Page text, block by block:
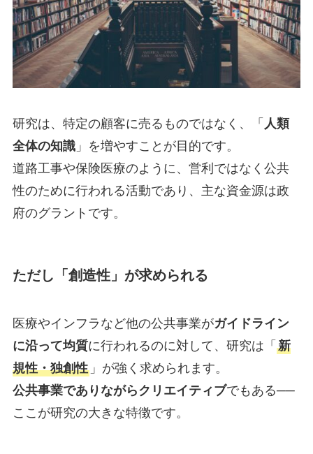
研究は、特定の顧客に売るものではなく、「 人類
全体の知識」を増やすことが目的です。
道路工事や保険医療のように、営利ではなく公共
性のために行われる活動であり、主な資金源は政
府のグラントです。
ただし「創造性」が求められる
医療やインフラなど他の公共事業がガイドライン
に沿って均質に行われるのに対して、研究は「 新
規性・独創性」が強く求められます。
公共事業でありながらクリエイティブでもある──
ここが研究の大きな特徴です。